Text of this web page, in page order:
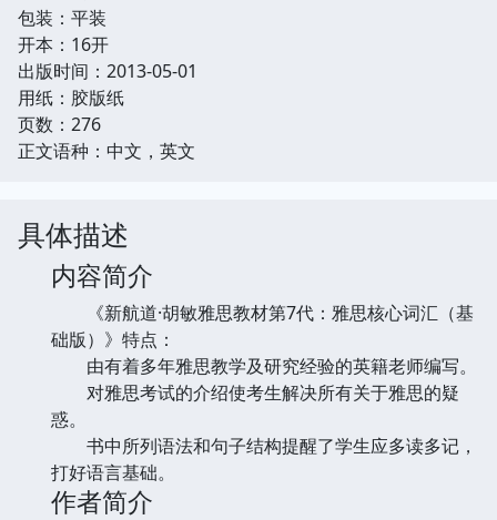
包装：平装
开本：16开
出版时间：2013-05-01
用纸：胶版纸
页数：276
正文语种：中文，英文
具体描述
内容简介
《新航道·胡敏雅思教材第7代：雅思核心词汇（基
础版）》特点：
由有着多年雅思教学及研究经验的英籍老师编写。
对雅思考试的介绍使考生解决所有关于雅思的疑
惑。
书中所列语法和句子结构提醒了学生应多读多记，
打好语言基础。
作者简介